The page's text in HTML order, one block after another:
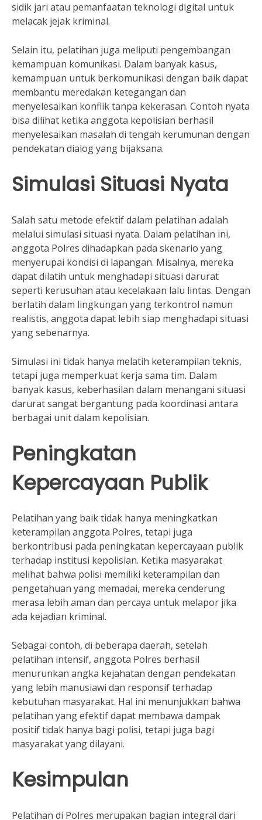
sidik jari atau pemanfaatan teknologi digital untuk
melacak jejak kriminal.
Selain itu, pelatihan juga meliputi pengembangan
kemampuan komunikasi. Dalam banyak kasus,
kemampuan untuk berkomunikasi dengan baik dapat
membantu meredakan ketegangan dan
menyelesaikan konflik tanpa kekerasan. Contoh nyata
bisa dilihat ketika anggota kepolisian berhasil
menyelesaikan masalah di tengah kerumunan dengan
pendekatan dialog yang bijaksana.
Simulasi Situasi Nyata
Salah satu metode efektif dalam pelatihan adalah
melalui simulasi situasi nyata. Dalam pelatihan ini,
anggota Polres dihadapkan pada skenario yang
menyerupai kondisi di lapangan. Misalnya, mereka
dapat dilatih untuk menghadapi situasi darurat
seperti kerusuhan atau kecelakaan lalu lintas. Dengan
berlatih dalam lingkungan yang terkontrol namun
realistis, anggota dapat lebih siap menghadapi situasi
yang sebenarnya.
Simulasi ini tidak hanya melatih keterampilan teknis,
tetapi juga memperkuat kerja sama tim. Dalam
banyak kasus, keberhasilan dalam menangani situasi
darurat sangat bergantung pada koordinasi antara
berbagai unit dalam kepolisian.
Peningkatan
Kepercayaan Publik
Pelatihan yang baik tidak hanya meningkatkan
keterampilan anggota Polres, tetapi juga
berkontribusi pada peningkatan kepercayaan publik
terhadap institusi kepolisian. Ketika masyarakat
melihat bahwa polisi memiliki keterampilan dan
pengetahuan yang memadai, mereka cenderung
merasa lebih aman dan percaya untuk melapor jika
ada kejadian kriminal.
Sebagai contoh, di beberapa daerah, setelah
pelatihan intensif, anggota Polres berhasil
menurunkan angka kejahatan dengan pendekatan
yang lebih manusiawi dan responsif terhadap
kebutuhan masyarakat. Hal ini menunjukkan bahwa
pelatihan yang efektif dapat membawa dampak
positif tidak hanya bagi polisi, tetapi juga bagi
masyarakat yang dilayani.
Kesimpulan
Pelatihan di Polres merupakan bagian integral dari